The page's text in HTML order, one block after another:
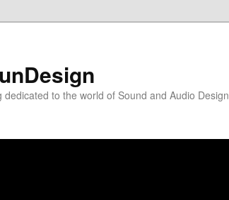
dedicated to the world of Sound and Audio Design